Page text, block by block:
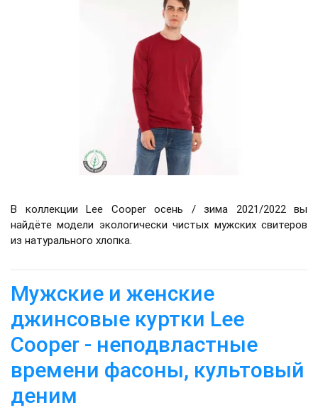
В коллекции Lee Cooper осень / зима 2021/2022 вы
найдёте модели экологически чистых мужских свитеров
из натурального хлопка.
Мужские и женские
джинсовые куртки Lee
Cooper - неподвластные
времени фасоны, культовый
деним